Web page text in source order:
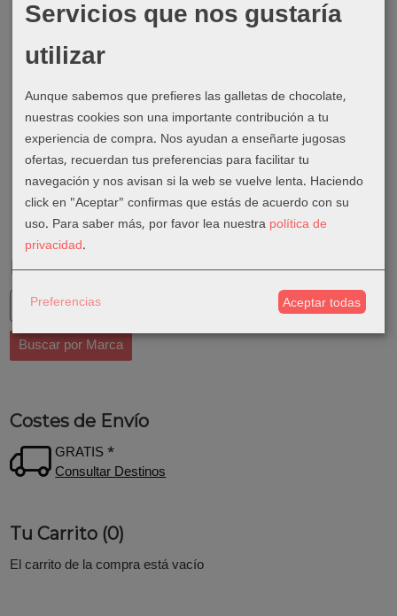
Marcas
Costes de Envío
GRATIS *
Consultar Destinos
Tu Carrito (0)
El carrito de la compra está vacío
Servicios que nos gustaría
utilizar
Aunque sabemos que prefieres las galletas de chocolate,
nuestras cookies son una importante contribución a tu
experiencia de compra. Nos ayudan a enseñarte jugosas
ofertas, recuerdan tus preferencias para facilitar tu
navegación y nos avisan si la web se vuelve lenta. Haciendo
click en "Aceptar" confirmas que estás de acuerdo con su
uso. Para saber más, por favor lea nuestra política de
privacidad.
Preferencias Aceptar todas